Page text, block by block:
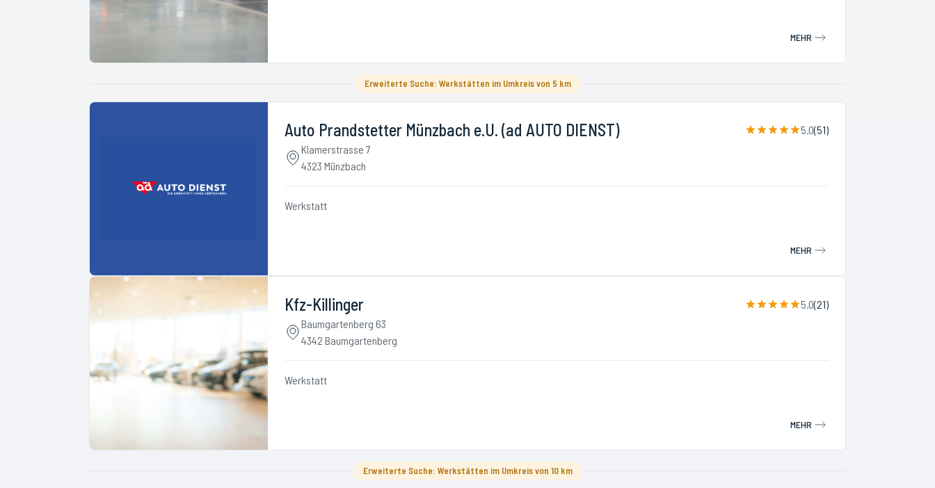
MEHR
Erweiterte Suche: Werkstätten im Umkreis von 5 km
Auto Prandstetter Münzbach e.U. (ad AUTO DIENST) 5.0(51)
Klamerstrasse 7
4323 Münzbach
Werkstatt
MEHR
Kfz-Killinger 5.0(21)
Baumgartenberg 63
4342 Baumgartenberg
Werkstatt
MEHR
Erweiterte Suche: Werkstätten im Umkreis von 10 km